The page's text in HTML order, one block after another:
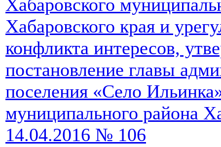
Хабаровского
Хабаровского края и
конфликта интересов,
постановление главы
поселения «Село
муниципального района
14.04.2016 № 106